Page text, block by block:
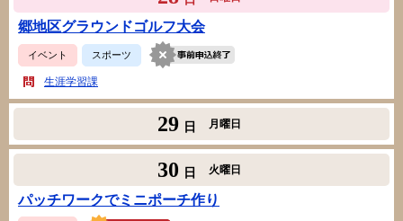
郷地区グラウンドゴルフ大会
イベント スポーツ
生涯学習課
29 日 月曜日
30 日 火曜日
パッチワークでミニポーチ作り